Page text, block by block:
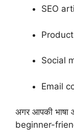
SEO
Social
Email
अगर आपकी
beginner-